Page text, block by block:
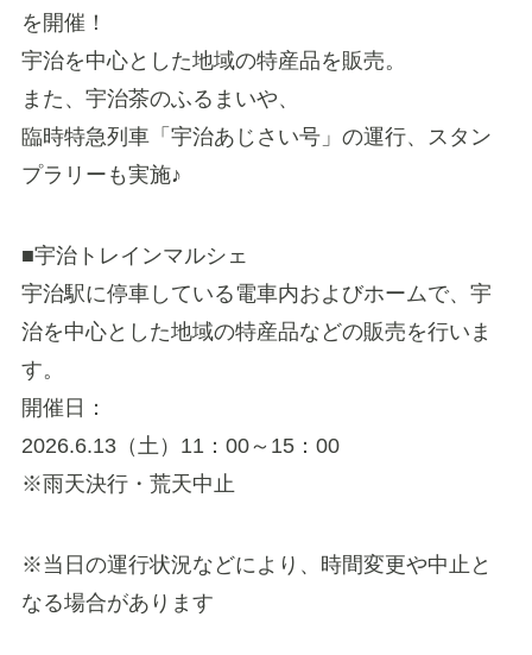
を開催！
宇治を中心とした地域の特産品を販売。
また、宇治茶のふるまいや、
臨時特急列車「宇治あじさい号」の運行、スタン
プラリーも実施♪
■宇治トレインマルシェ
宇治駅に停車している電車内およびホームで、宇
治を中心とした地域の特産品などの販売を行いま
す。
開催日：
2026.6.13（土）11：00～15：00
※雨天決行・荒天中止
※当日の運行状況などにより、時間変更や中止と
なる場合があります